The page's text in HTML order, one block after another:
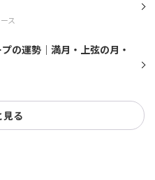
ス
の運勢｜満月・上弦の月・
見る